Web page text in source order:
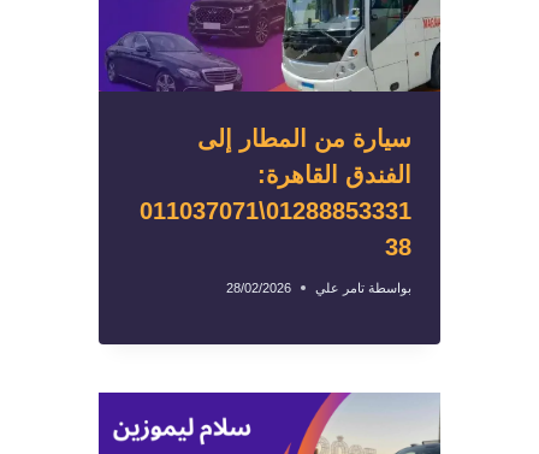
سيارة من المطار إلى
الفندق القاهرة:
01288853331\011037071
38
بواسطة تامر علي 28/02/2026